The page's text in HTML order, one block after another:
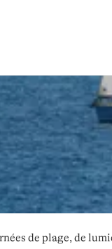
de plage, de